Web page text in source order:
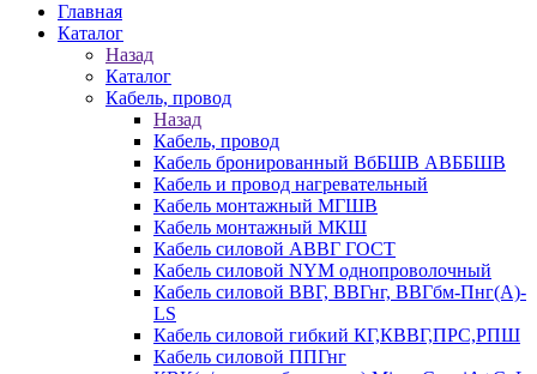
Главная
Каталог
Назад
Каталог
Кабель, провод
Назад
Кабель, провод
Кабель бронированный ВбБШВ АВББШВ
Кабель и провод нагревательный
Кабель монтажный МГШВ
Кабель монтажный МКШ
Кабель силовой АВВГ ГОСТ
Кабель силовой NYM однопроволочный
Кабель силовой ВВГ, ВВГнг, ВВГбм-Пнг(А)-
LS
Кабель силовой гибкий КГ,КВВГ,ПРС,РПШ
Кабель силовой ППГнг